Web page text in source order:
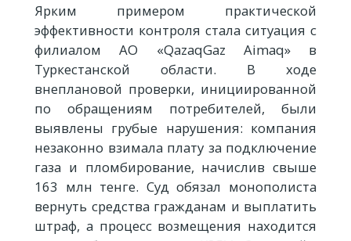
Ярким примером практической
эффективности контроля стала ситуация с
филиалом АО «QazaqGaz Aimaq» в
Туркестанской области. В ходе
внеплановой проверки, инициированной
по обращениям потребителей, были
выявлены грубые нарушения: компания
незаконно взимала плату за подключение
газа и пломбирование, начислив свыше
163 млн тенге. Суд обязал монополиста
вернуть средства гражданам и выплатить
штраф, а процесс возмещения находится